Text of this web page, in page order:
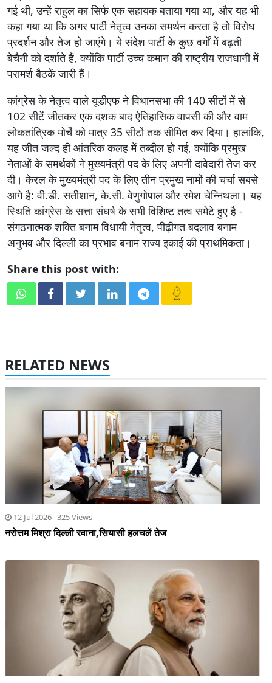
गई थी, उन्हें राहुल का सिर्फ एक सहायक बताया गया था, और यह भी
कहा गया था कि अगर पार्टी नेतृत्व उनका समर्थन करता है तो विरोध
प्रदर्शन और तेज हो जाएंगे। ये संदेश पार्टी के कुछ वर्गों में बढ़ती
बेचैनी को दर्शाते हैं, क्योंकि पार्टी उच्च कमान की राष्ट्रीय राजधानी में
परामर्श बैठकें जारी हैं।
कांग्रेस के नेतृत्व वाले यूडीएफ ने विधानसभा की 140 सीटों में से
102 सीटें जीतकर एक दशक बाद ऐतिहासिक वापसी की और वाम
लोकतांत्रिक मोर्चे को मात्र 35 सीटों तक सीमित कर दिया। हालांकि,
यह जीत जल्द ही आंतरिक कलह में तब्दील हो गई, क्योंकि प्रमुख
नेताओं के समर्थकों ने मुख्यमंत्री पद के लिए अपनी दावेदारी तेज कर
दी। केरल के मुख्यमंत्री पद के लिए तीन प्रमुख नामों की चर्चा सबसे
आगे है: वी.डी. सतीशान, के.सी. वेणुगोपाल और रमेश चेन्निथला। यह
स्थिति कांग्रेस के सत्ता संघर्ष के सभी विशिष्ट तत्व समेटे हुए है -
संगठनात्मक शक्ति बनाम विधायी नेतृत्व, पीढ़ीगत बदलाव बनाम
अनुभव और दिल्ली का प्रभाव बनाम राज्य इकाई की प्राथमिकता।
Share this post with:
RELATED NEWS
12 Jul 2026 325 Views
नरोत्तम मिश्रा दिल्ली रवाना,सियासी हलचलें तेज